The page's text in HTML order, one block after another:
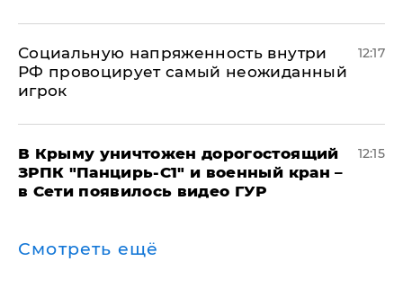
Социальную напряженность внутри
РФ провоцирует самый неожиданный
игрок
12:17
В Крыму уничтожен дорогостоящий
ЗРПК "Панцирь-С1" и военный кран –
в Сети появилось видео ГУР
12:15
Смотреть ещё